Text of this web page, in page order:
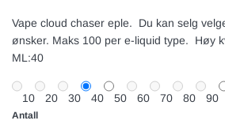
Vape cloud chaser eple. Du kan selg
ønsker. Maks 100 per e-liquid type. Høy
ML:40
10 20 30 40 50 60 70 80 90
Antall